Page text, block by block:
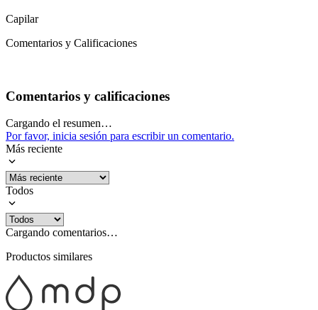
Capilar
Comentarios y Calificaciones
Comentarios y calificaciones
Cargando el resumen…
Por favor, inicia sesión para escribir un comentario.
Más reciente
Todos
Cargando comentarios…
Productos similares